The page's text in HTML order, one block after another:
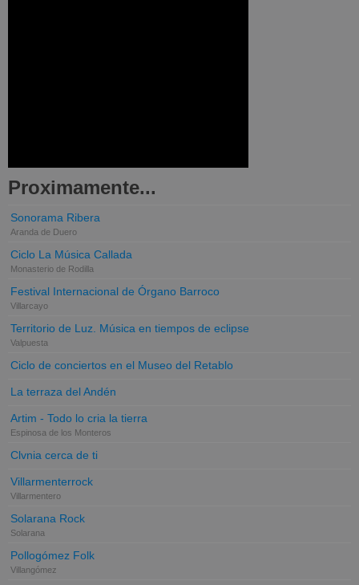
Proximamente...
Sonorama Ribera
Aranda de Duero
Ciclo La Música Callada
Monasterio de Rodilla
Festival Internacional de Órgano Barroco
Villarcayo
Territorio de Luz. Música en tiempos de eclipse
Valpuesta
Ciclo de conciertos en el Museo del Retablo
La terraza del Andén
Artim - Todo lo cria la tierra
Espinosa de los Monteros
Clvnia cerca de ti
Villarmenterrock
Villarmentero
Solarana Rock
Solarana
Pollogómez Folk
Villangómez